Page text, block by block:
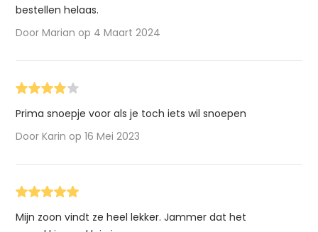
bestellen helaas.
Door Marian op 4 Maart 2024
Prima snoepje voor als je toch iets wil snoepen
Door Karin op 16 Mei 2023
Mijn zoon vindt ze heel lekker. Jammer dat het